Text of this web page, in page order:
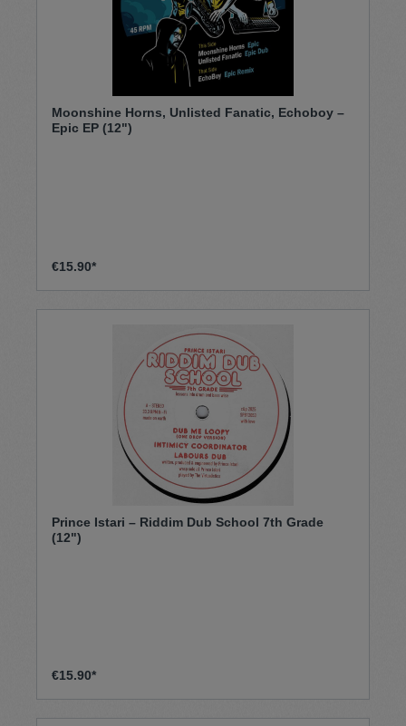
Moonshine Horns, Unlisted Fanatic, Echoboy –
Epic EP (12")
€15.90*
Prince Istari – Riddim Dub School 7th Grade
(12")
€15.90*